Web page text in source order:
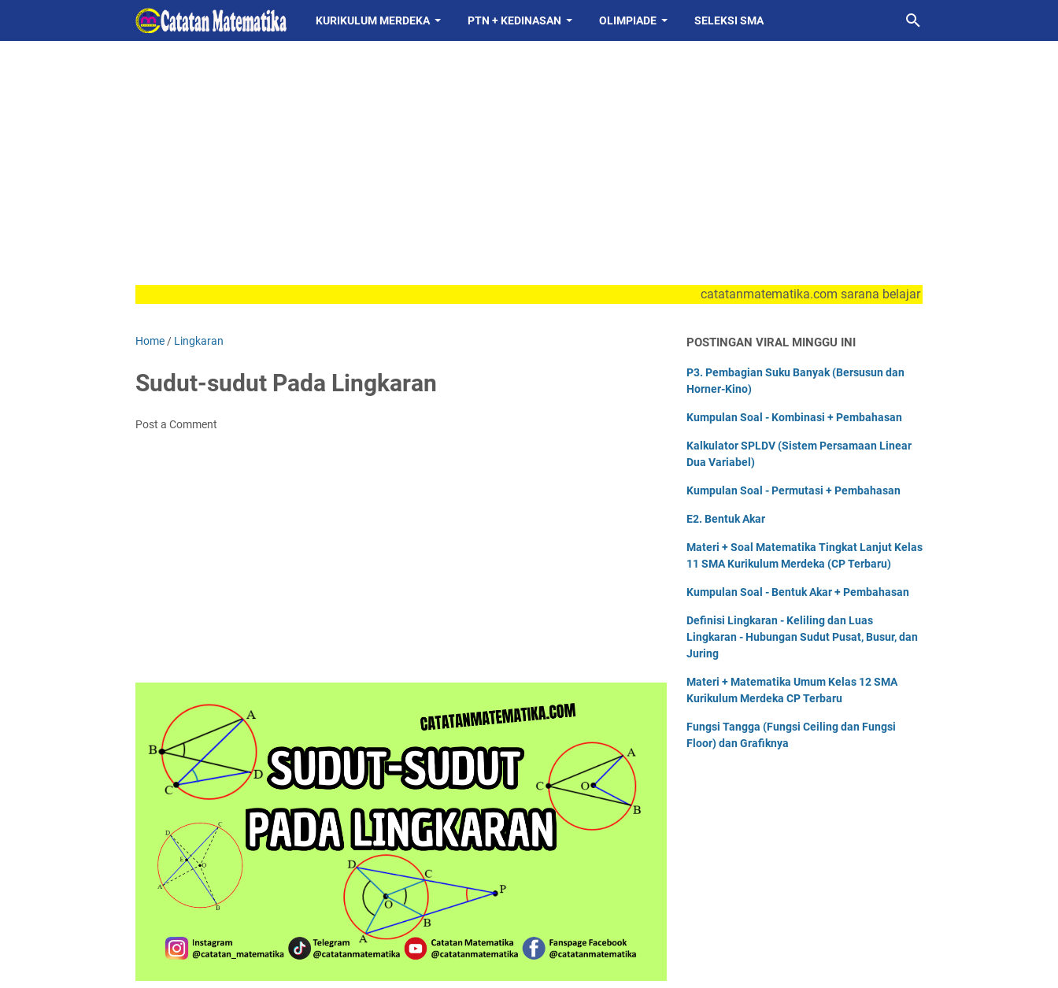
KURIKULUM MERDEKA PTN + KEDINASAN OLIMPIADE SELEKSI SMA
catatanmatematika.com sarana belajar matematika secara online dan
Home / Lingkaran
Sudut-sudut Pada Lingkaran
Post a Comment
POSTINGAN VIRAL MINGGU INI
P3. Pembagian Suku Banyak (Bersusun dan
Horner-Kino)
Kumpulan Soal - Kombinasi + Pembahasan
Kalkulator SPLDV (Sistem Persamaan Linear
Dua Variabel)
Kumpulan Soal - Permutasi + Pembahasan
E2. Bentuk Akar
Materi + Soal Matematika Tingkat Lanjut Kelas
11 SMA Kurikulum Merdeka (CP Terbaru)
Kumpulan Soal - Bentuk Akar + Pembahasan
Definisi Lingkaran - Keliling dan Luas
Lingkaran - Hubungan Sudut Pusat, Busur, dan
Juring
Materi + Matematika Umum Kelas 12 SMA
Kurikulum Merdeka CP Terbaru
Fungsi Tangga (Fungsi Ceiling dan Fungsi
Floor) dan Grafiknya